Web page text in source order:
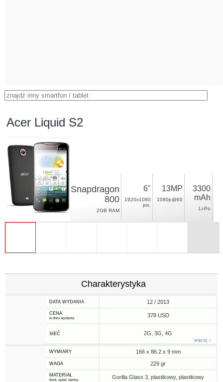
Acer Liquid S2
Snapdragon
800
2GB RAM
6"
1920x1080
pix.
13MP
1080p@60
3300
mAh
Li-Po
Charakterystyka
DATA WYDANIA 12 / 2013
CENA
w dniu wydania 378 USD
SIEĆ 2G, 3G, 4G
więcej ↓
WYMIARY 166 x 86.2 x 9 mm
WAGA 229 gr
MATERIAŁ
front, spód, ramka Gorilla Glass 3, plastikowy, plastikowy